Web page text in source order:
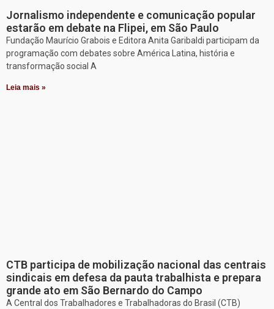
Jornalismo independente e comunicação popular
estarão em debate na Flipei, em São Paulo
Fundação Maurício Grabois e Editora Anita Garibaldi participam da
programação com debates sobre América Latina, história e
transformação social A
Leia mais »
CTB participa de mobilização nacional das centrais
sindicais em defesa da pauta trabalhista e prepara
grande ato em São Bernardo do Campo
A Central dos Trabalhadores e Trabalhadoras do Brasil (CTB)